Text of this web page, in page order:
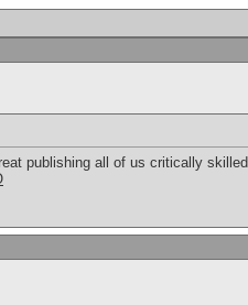
publishing all of us critically